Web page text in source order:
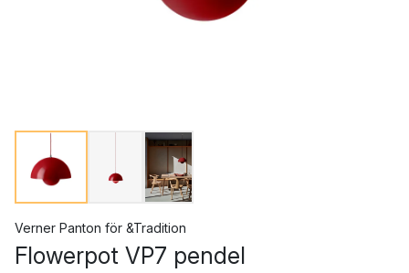
Verner Panton för &Tradition
Flowerpot VP7 pendel